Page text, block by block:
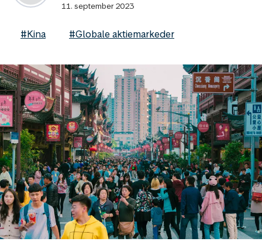
11. september 2023
#Kina #Globale aktiemarkeder